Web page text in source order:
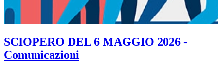
SCIOPERO DEL 6 MAGGIO 2026 -
Comunicazioni